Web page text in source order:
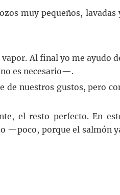
muy pequeños, lavadas
Al final yo me ayudo
es necesario—.
de nuestros gustos, pero
el resto perfecto. En
—poco, porque el salmón